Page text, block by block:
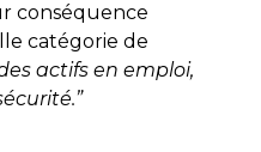
conséquence
catégorie de
actifs en emploi,